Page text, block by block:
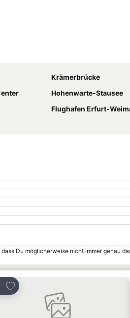
Krämerbrücke
Hohenwarte-Stausee
Flughafen Erfurt-
Du möglicherweise nicht immer genau
Zu Favoriten hinzufügen